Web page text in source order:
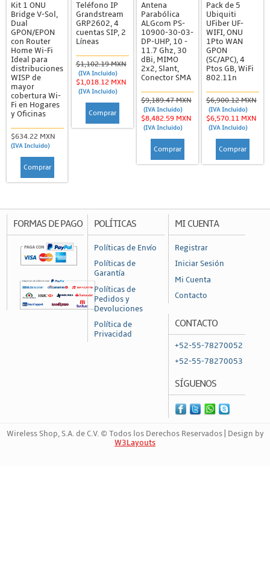
SXT / Sextant
Mimosa
Accesorios y Antenas
Backhaul
PTMP
Radiocomunicación
Radios Intrínsecamente Seguros
Radios Móviles
Radios VHF (49-108, 169-216 MHz)
Redes
Networking
Covertidores de Medios
Firewalls y Gateways
Routers y Balanceadores
Routers y Repetidores Inalámbricos
Switches No PoE
Kit 1 ONU
Bridge V-Sol,
Dual
GPON/EPON
con Router
Home Wi-Fi
Ideal para
distribuciones
WISP de
mayor
cobertura Wi-
Fi en Hogares
y Oficinas
$634.22 MXN
(IVA Incluido)
Comprar
Teléfono IP
Grandstream
GRP2602, 4
cuentas SIP, 2
Líneas
$1,102.19 MXN
(IVA Incluido)
$1,018.12 MXN
(IVA Incluido)
Comprar
Antena
Parabólica
ALGcom PS-
10900-30-03-
DP-UHP, 10 -
11.7 Ghz, 30
dBi, MIMO
2x2, Slant,
Conector SMA
$9,189.47 MXN
(IVA Incluido)
$8,482.59 MXN
(IVA Incluido)
Comprar
Pack de 5
Ubiquiti
UFiber UF-
WIFI, ONU
1Pto WAN
GPON
(SC/APC), 4
Ptos GB, WiFi
802.11n
$6,900.12 MXN
(IVA Incluido)
$6,570.11 MXN
(IVA Incluido)
Comprar
FORMAS DE PAGO POLÍTICAS
Políticas de Envío
Políticas de
Garantía
Políticas de
Pedidos y
Devoluciones
Política de
Privacidad
MI CUENTA
Registrar
Iniciar Sesión
Mi Cuenta
Contacto
CONTACTO
+52-55-78270052
+52-55-78270053
SÍGUENOS
Wireless Shop, S.A. de C.V. © Todos los Derechos Reservados | Design by
W3Layouts